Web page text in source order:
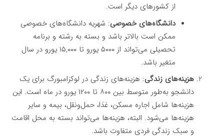
از کشورهای دیگر است.
دانشگاه‌های خصوصی: شهریه دانشگاه‌های خصوصی
ممکن است بالاتر باشد و بسته به رشته و برنامه
تحصیلی می‌تواند از ۵۰۰۰ یورو تا ۱۵,۰۰۰ یورو در سال
متغیر باشد.
هزینه‌های زندگی: هزینه‌های زندگی در لوکزامبورگ برای یک
دانشجو به‌طور متوسط بین ۸۰۰ تا ۱۲۰۰ یورو در ماه است. این
هزینه‌ها شامل اجاره مسکن، غذا، حمل‌ونقل، بیمه و سایر
هزینه‌ها می‌شود. البته، هزینه‌ها می‌تواند بسته به محل اقامت
و سبک زندگی فردی متفاوت باشد.